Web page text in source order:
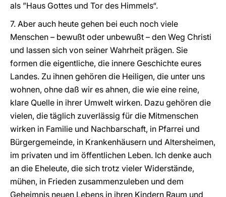
als ”Haus Gottes und Tor des Himmels“.
7. Aber auch heute gehen bei euch noch viele
Menschen – bewußt oder unbewußt – den Weg Christi
und lassen sich von seiner Wahrheit prägen. Sie
formen die eigentliche, die innere Geschichte eures
Landes. Zu ihnen gehören die Heiligen, die unter uns
wohnen, ohne daß wir es ahnen, die wie eine reine,
klare Quelle in ihrer Umwelt wirken. Dazu gehören die
vielen, die täglich zuverlässig für die Mitmenschen
wirken in Familie und Nachbarschaft, in Pfarrei und
Bürgergemeinde, in Krankenhäusern und Altersheimen,
im privaten und im öffentlichen Leben. Ich denke auch
an die Eheleute, die sich trotz vieler Widerstände,
mühen, in Frieden zusammenzuleben und dem
Geheimnis neuen Lebens in ihren Kindern Raum und